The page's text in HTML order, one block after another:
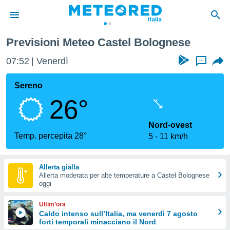
di
per
le
di
Web
le
Previsioni Meteo Castel Bolognese
07:52 Venerdì ...
Sereno
26°
Temp. percepita 28°
Nord-ovest
5
11 km/h
Allerta gialla
Allerta moderata per alte temperature a Castel Bolognese
oggi
Ultim’ora
Caldo intenso sull’Italia, ma venerdì 7 agosto
forti temporali minacciano il Nord